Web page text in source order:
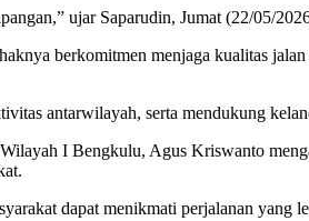
ujar Saparudin, Jumat (22/05/
berkomitmen menjaga kualitas
antarwilayah, serta mendukung
I Bengkulu, Agus Kriswanto
dapat menikmati perjalanan yang